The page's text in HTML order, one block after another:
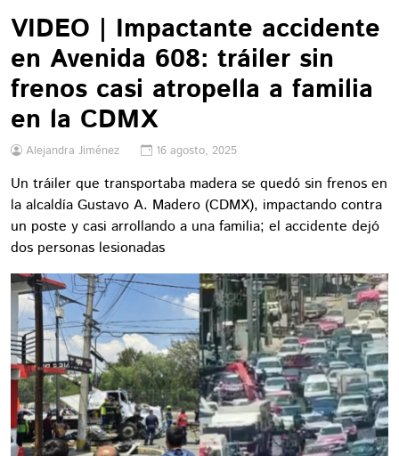
VIDEO | Impactante accidente
en Avenida 608: tráiler sin
frenos casi atropella a familia
en la CDMX
Alejandra Jiménez 16 agosto, 2025
Un tráiler que transportaba madera se quedó sin frenos en
la alcaldía Gustavo A. Madero (CDMX), impactando contra
un poste y casi arrollando a una familia; el accidente dejó
dos personas lesionadas